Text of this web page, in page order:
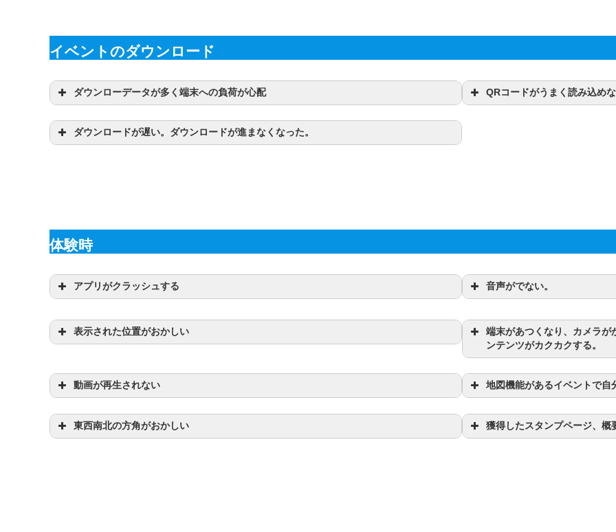
イベントのダウンロード
ダウンローデータが多く端末への負荷が心配 QRコードがうまく読み込め
ダウンロードが遅い。ダウンロードが進まなくなった。
体験時
アプリがクラッシュする 音声がでない。
表示された位置がおかしい
端末があつくなり、カメラが
ンテンツがカクカクする。
動画が再生されない 地図機能があるイベントで自
東西南北の方角がおかしい 獲得したスタンプページ、概